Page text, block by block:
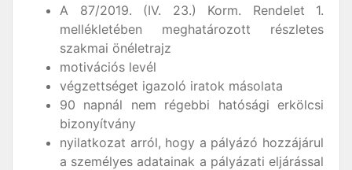
A 87/2019. (IV. 23.) Korm. Rendelet 1.
mellékletében meghatározott részletes
szakmai önéletrajz
motivációs levél
végzettséget igazoló iratok másolata
90 napnál nem régebbi hatósági erkölcsi
bizonyítvány
nyilatkozat arról, hogy a pályázó hozzájárul
a személyes adatainak a pályázati eljárással